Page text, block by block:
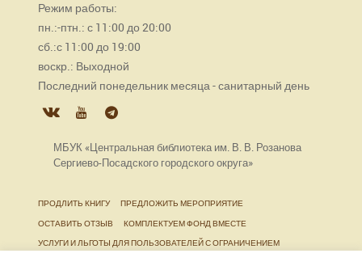
Режим работы:
пн.:-птн.: с 11:00 до 20:00
сб.:с 11:00 до 19:00
воскр.: Выходной
Последний понедельник месяца - санитарный день
МБУК «Центральная библиотека им. В. В. Розанова
Сергиево-Посадского городского округа»
ПРОДЛИТЬ КНИГУ
ПРЕДЛОЖИТЬ МЕРОПРИЯТИЕ
ОСТАВИТЬ ОТЗЫВ
КОМПЛЕКТУЕМ ФОНД ВМЕСТЕ
УСЛУГИ И ЛЬГОТЫ ДЛЯ ПОЛЬЗОВАТЕЛЕЙ С ОГРАНИЧЕНИЕМ
ЖИЗНЕДЕЯТЕЛЬНОСТИ